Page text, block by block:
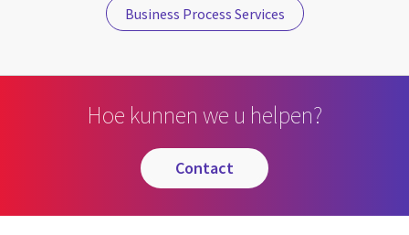
Business Process Services
Hoe kunnen we u helpen?
contact